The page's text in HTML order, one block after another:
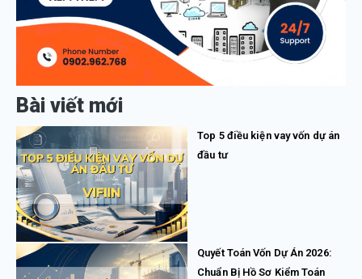
Bài viết mới
Top 5 điều kiện vay vốn dự án
đầu tư
Quyết Toán Vốn Dự Án 2026:
Chuẩn Bị Hồ Sơ Kiểm Toán